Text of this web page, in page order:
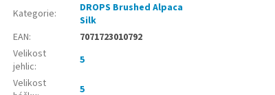
Kategorie:
DROPS Brushed Alpaca
Silk
EAN:
7071723010792
Velikost
jehlic:
5
Velikost
5